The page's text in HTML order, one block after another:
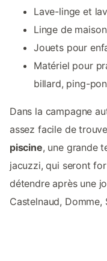
Lave-linge et
Linge de
Jouets pour
Matériel pour
billard, ping-
Dans la campagne
assez facile de
piscine, une grande
jacuzzi, qui seront
détendre après une
Castelnaud,